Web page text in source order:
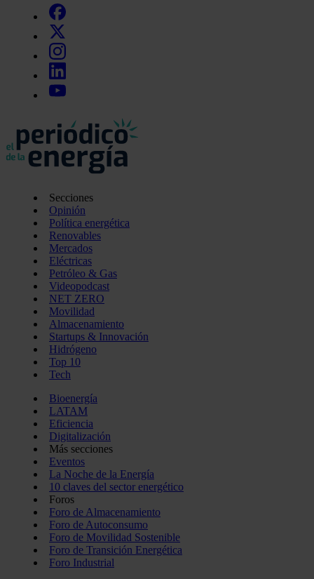
Secciones
Opinión
Política energética
Renovables
Mercados
Eléctricas
Petróleo & Gas
Videopodcast
NET ZERO
Movilidad
Almacenamiento
Startups & Innovación
Hidrógeno
Top 10
Tech
Bioenergía
LATAM
Eficiencia
Digitalización
Más secciones
Eventos
La Noche de la Energía
10 claves del sector energético
Foros
Foro de Almacenamiento
Foro de Autoconsumo
Foro de Movilidad Sostenible
Foro de Transición Energética
Foro Industrial